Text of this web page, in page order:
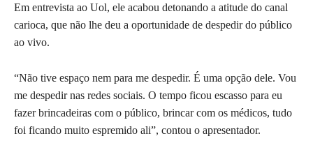
Em entrevista ao Uol, ele acabou detonando a atitude do canal
carioca, que não lhe deu a oportunidade de despedir do público
ao vivo.
“Não tive espaço nem para me despedir. É uma opção dele. Vou
me despedir nas redes sociais. O tempo ficou escasso para eu
fazer brincadeiras com o público, brincar com os médicos, tudo
foi ficando muito espremido ali”, contou o apresentador.